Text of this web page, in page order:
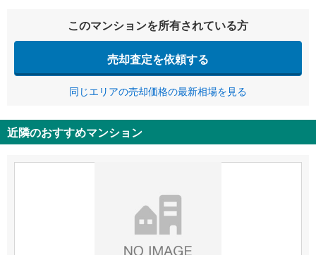
このマンションを所有されている方
売却査定を依頼する
同じエリアの売却価格の最新相場を見る
近隣のおすすめマンション